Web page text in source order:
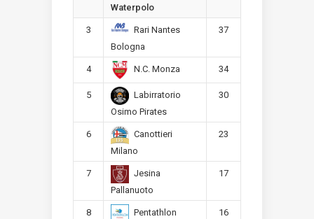
Waterpolo
3
Rari Nantes
Bologna
37
4 N.C. Monza 34
5
Labirratorio
Osimo Pirates
30
6
Canottieri
Milano
23
7
Jesina
Pallanuoto
17
8
Pentathlon
16